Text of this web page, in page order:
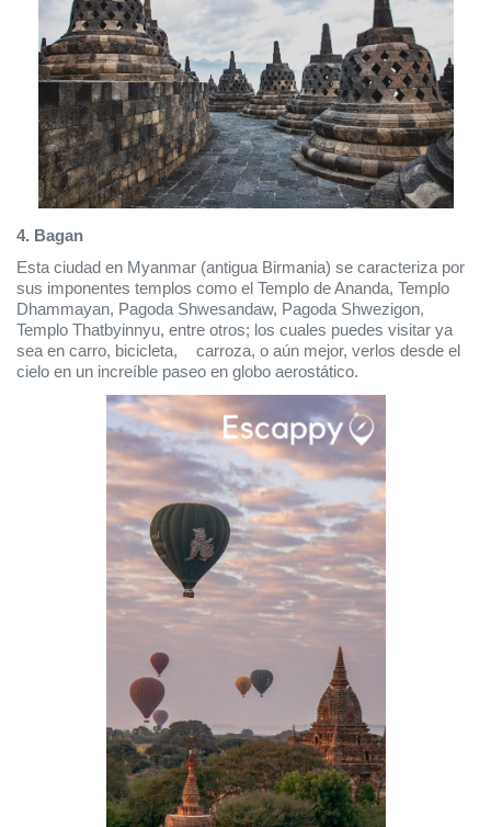
4. Bagan
Esta ciudad en Myanmar (antigua Birmania) se caracteriza por
sus imponentes templos como el Templo de Ananda, Templo
Dhammayan, Pagoda Shwesandaw, Pagoda Shwezigon,
Templo Thatbyinnyu, entre otros; los cuales puedes visitar ya
sea en carro, bicicleta,
carroza, o aún mejor, verlos desde el
cielo en un increíble paseo en globo aerostático.